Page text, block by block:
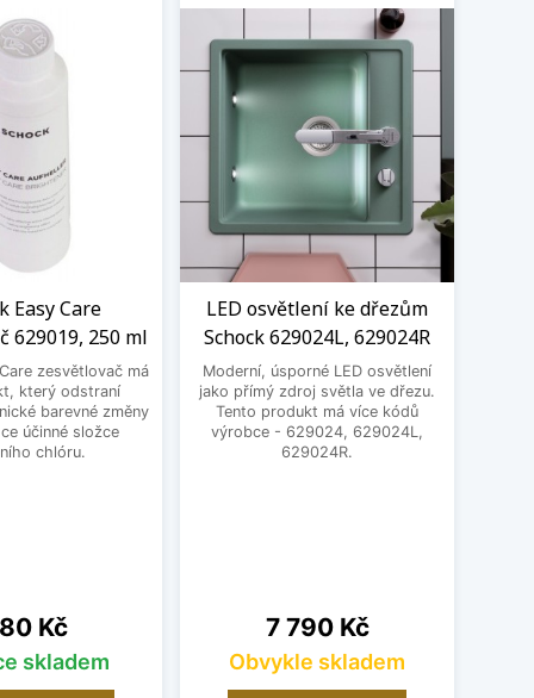
Easy Care
629019, 250 ml
zesvětlovač má
který odstraní
barevné změny
účinné složce
chlóru.
Kč
skladem
LED osvětlení ke dřezům
Schock 629024L, 629024R
Moderní, úsporné LED osvětlení
jako přímý zdroj světla ve dřezu.
Tento produkt má více kódů
výrobce - 629024, 629024L,
629024R.
Cena
7 790 Kč
Obvykle skladem